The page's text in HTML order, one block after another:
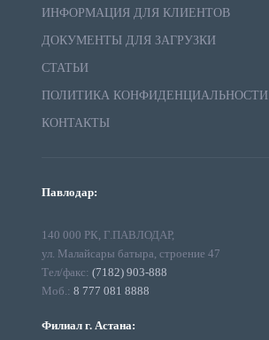
ИНФОРМАЦИЯ ДЛЯ КЛИЕНТОВ
ДОКУМЕНТЫ ДЛЯ ЗАГРУЗКИ
СТАТЬИ
ПОЛИТИКА КОНФИДЕНЦИАЛЬНОСТИ
КОНТАКТЫ
Павлодар:
140 000 РК, Г.ПАВЛОДАР,
ул. Малайсары батыра, строение 47
Тел/факс: (7182) 903-888
Моб.: 8 777 081 8888
Филиал г. Астана: